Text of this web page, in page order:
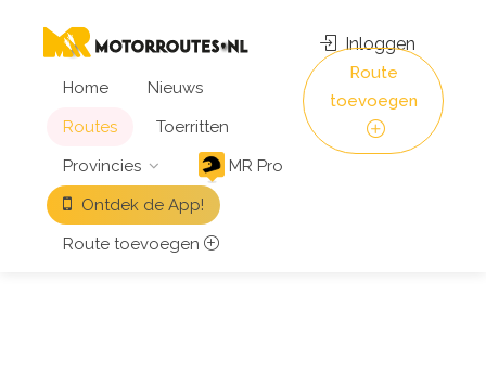
Home
Nieuws
Routes
Toerritten
Provincies
MR Pro
Ontdek de App!
Route toevoegen
Inloggen
Route
toevoegen